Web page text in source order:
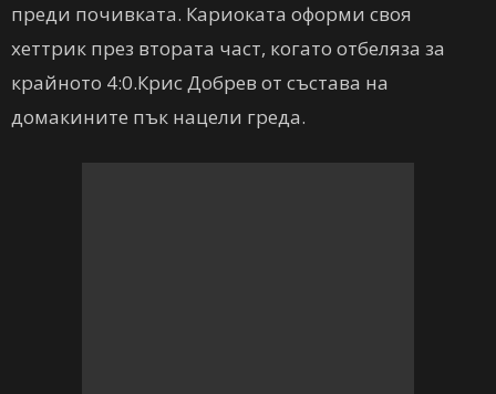
преди почивката. Кариоката оформи своя
хеттрик през втората част, когато отбеляза за
крайното 4:0.Крис Добрев от състава на
домакините пък нацели греда.